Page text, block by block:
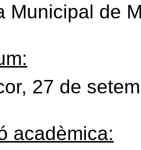
Municipal de
27 de
acadèmica: